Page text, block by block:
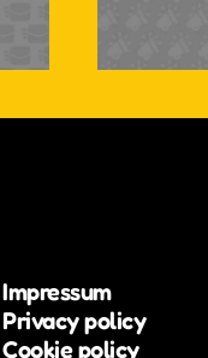
Impressum
Privacy policy
Cookie policy